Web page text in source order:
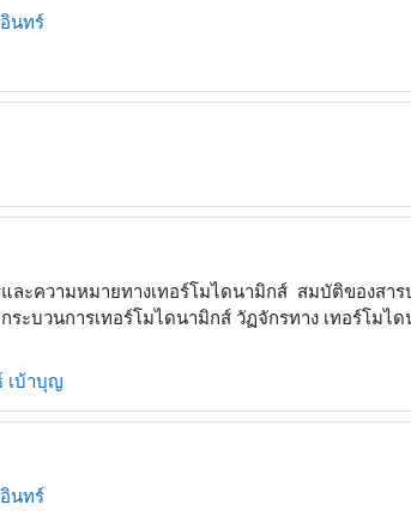
นทร์
ละความหมายทางเทอร์โมไดนามิกส์ สมบัติของส
ะบวนการเทอร์โมไดนามิกส์ วัฏจักรทาง เทอร์โมไ
เบ้าบุญ
นทร์